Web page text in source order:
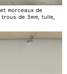
morceaux de
de 3mm, tulle,